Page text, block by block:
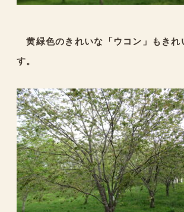
黄緑色のきれいな「ウコン」もきれ
す。